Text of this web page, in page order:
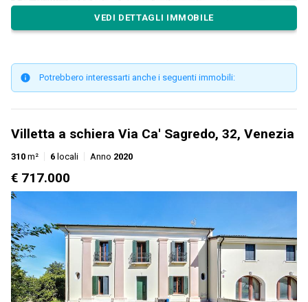
VEDI DETTAGLI IMMOBILE
Potrebbero interessarti anche i seguenti immobili:
Villetta a schiera Via Ca' Sagredo, 32, Venezia
310 m² 6 locali Anno 2020
€ 717.000